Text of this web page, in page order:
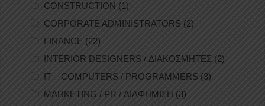
CONSTRUCTION (1)
CORPORATE ADMINISTRATORS (2)
FINANCE (22)
INTERIOR DESIGNERS / ΔΙΑΚΟΣΜΗΤΕΣ (2)
IT – COMPUTERS / PROGRAMMERS (3)
MARKETING / PR / ΔΙΑΦΗΜΙΣΗ (3)